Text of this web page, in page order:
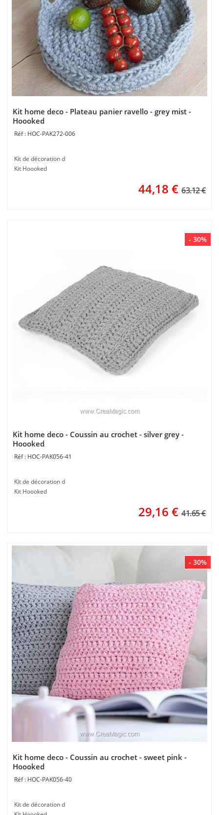
Kit home deco - Plateau panier ravello - grey mist -
Hoooked
HOC-PAK272-006
Kit de décoration d
Kit Hoooked
44,18 € 63.12 €
- 30%
Kit home deco - Coussin au crochet - silver grey -
Hoooked
HOC-PAK056-41
Kit de décoration d
Kit Hoooked
29,16 € 41.65 €
- 30%
Kit home deco - Coussin au crochet - sweet pink -
Hoooked
HOC-PAK056-40
Kit de décoration d